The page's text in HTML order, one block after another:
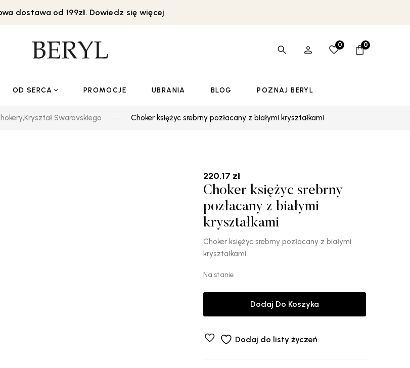
dostawa od 199zł. Dowiedz się więcej
0 0
OD SERCA PROMOCJE UBRANIA BLOG POZNAJ BERYL
,Kryształ Swarovskiego Choker księżyc srebrny pozłacany z białymi kryształkami
220,17 zł
Choker księżyc srebrny
pozłacany z białymi
kryształkami
Choker księżyc srebrny pozłacany z białymi
kryształkami
Na stanie
Dodaj Do Koszyka
Dodaj do listy życzeń